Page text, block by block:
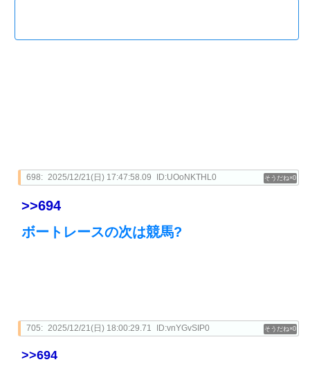
0
698: 2025/12/21(日) 17:47:58.09 ID:UOoNKTHL0
>>694
ボートレースの次は競馬?
0
705: 2025/12/21(日) 18:00:29.71 ID:vnYGvSIP0
>>694